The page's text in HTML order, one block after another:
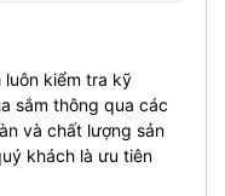
kiểm tra kỹ
sắm thông qua các
và chất lượng sản
khách là ưu tiên